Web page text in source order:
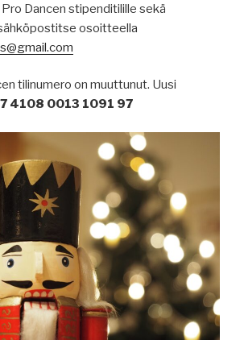
Dancen stipenditilille sekä
osoitteella
tilinumero on muuttunut. Uusi
4108 0013 1091 97